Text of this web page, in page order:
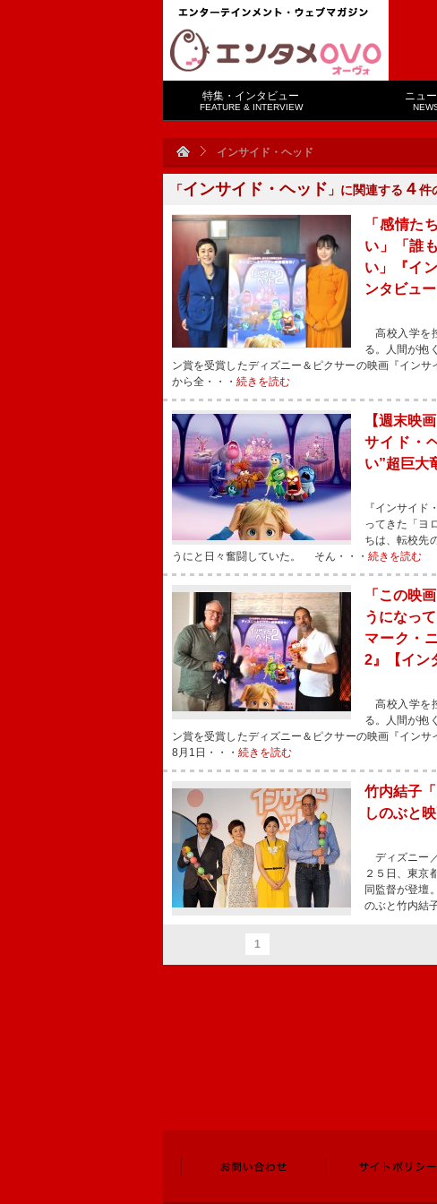
特集・インタビュー
FEATURE & INTERVIEW
ニュ
インサイド・ヘッド
「インサイド・ヘッド 」に関連する ４件
「感情た
い」「誰
い」『イ
ンタビュー
高校入学を
る。人間が抱
ン賞を受賞したディズニー＆ピクサーの映画『イン
から全・・・ 続きを読む
【週末映
サイド・
い”超巨大
『インサイ
ってきた「ヨ
ちは、転校先
うにと日々奮闘していた。 そん・・・ 続きを読む
「この映
うになっ
マーク・
2』【イン
高校入学を
る。人間が抱
ン賞を受賞したディズニー＆ピクサーの映画『イン
8月1日・・・ 続きを読む
竹内結子
しのぶと
ディズニー
２５日、東京
同監督が登壇
のぶと竹内結
1